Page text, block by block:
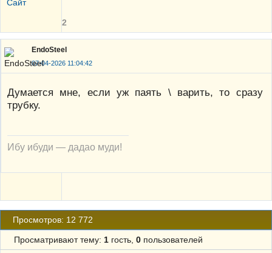
Сайт
2
EndoSteel
07-04-2026 11:04:42
Думается мне, если уж паять \ варить, то сразу
трубку.
Ибу ибуди — дадао муди!
Просмотров: 12 772
Просматривают тему: 1гость, 0пользователей